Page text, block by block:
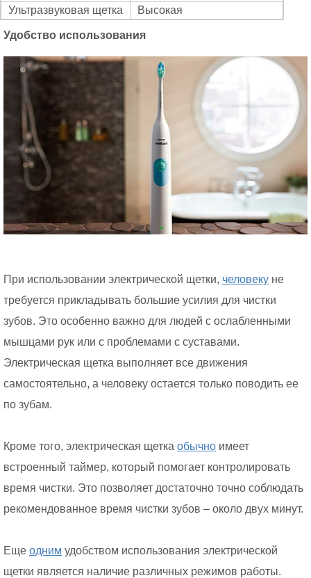
Ультразвуковая щетка
Высокая
Удобство использования
При использовании электрической щетки, человеку не
требуется прикладывать большие усилия для чистки
зубов. Это особенно важно для людей с ослабленными
мышцами рук или с проблемами с суставами.
Электрическая щетка выполняет все движения
самостоятельно, а человеку остается только поводить ее
по зубам.
Кроме того, электрическая щетка обычно имеет
встроенный таймер, который помогает контролировать
время чистки. Это позволяет достаточно точно соблюдать
рекомендованное время чистки зубов – около двух минут.
Еще одним удобством использования электрической
щетки является наличие различных режимов работы.